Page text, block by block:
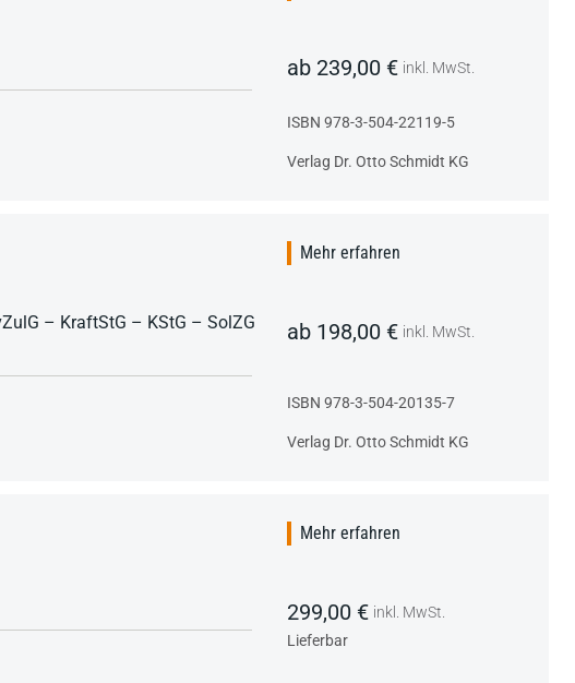
ab 239,00 € inkl. MwSt.
ISBN 978-3-504-22119-5
Verlag Dr. Otto Schmidt KG
– KraftStG – KStG – SolZG
Mehr erfahren
ab 198,00 € inkl. MwSt.
ISBN 978-3-504-20135-7
Verlag Dr. Otto Schmidt KG
Mehr erfahren
299,00 € inkl. MwSt.
Lieferbar